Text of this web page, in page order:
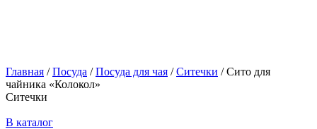
Главная /Посуда /Посуда для чая /Ситечки /Сито для
чайника «Колокол»
Ситечки
В каталог